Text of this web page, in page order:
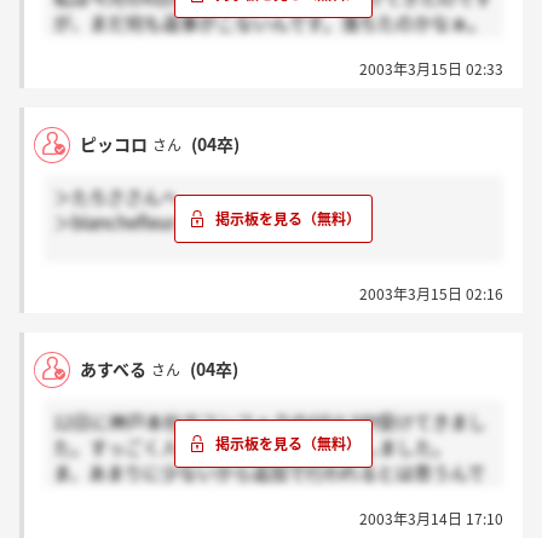
が、まだ何も返事がこないんです。落ちたのかなぁ。
2003年3月15日 02:33
ピッコロ さん (04卒)
＞たろささんへ
＞blanchefleurさんへ
2003年3月15日 02:16
あすべる さん (04卒)
12日に神戸本社でコンフェクのGDとSPI受けてきまし
た。すっごく人数絞られててびっくりしました。
ま、あまりに少ないから追加で行われるとは思うんで
とにかく楽しかったです。そしてやっぱりいい雰囲気
2003年3月14日 17:10